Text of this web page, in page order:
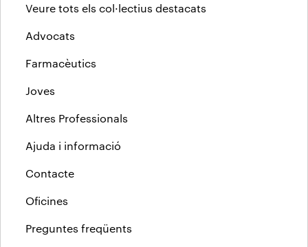
Veure tots els col·lectius destacats
Advocats
Farmacèutics
Joves
Altres Professionals
Ajuda i informació
Contacte
Oficines
Preguntes freqüents